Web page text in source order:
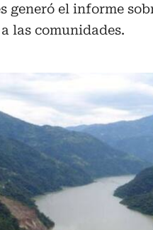
generó el informe
las comunidades.